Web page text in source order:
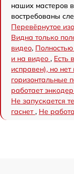
наших мастеров
востребованы
Перевёрнутое
Видна только
видео, Полностью
и на видео , Есть
исправен), но
горизонтальные
работает
Не запускается
гаснет, Не